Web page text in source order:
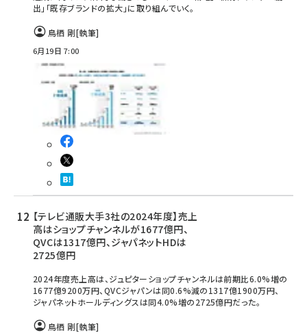
出」「既存ブランドの拡大」に取り組んでいく。
鳥栖 剛[執筆]
6月19日 7:00
【テレビ通販大手3社の2024年度】売上
高はショップチャンネルが1677億円、
QVCは1317億円、ジャパネットHDは
2725億円
2024年度売上高は、ジュピターショップチャンネルは前期比6.0%増の
1677億9200万円、QVCジャパンは同0.6%減の1317億1900万円、
ジャパネットホールディングスは同4.0%増の2725億円だった。
鳥栖 剛[執筆]